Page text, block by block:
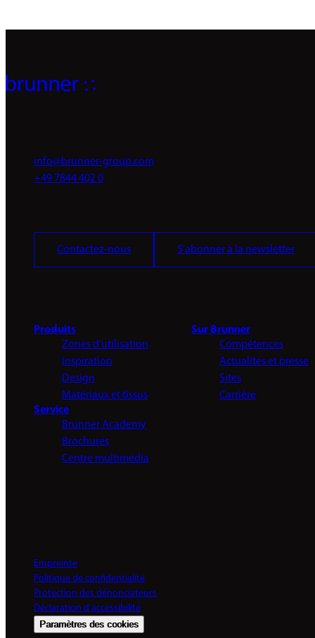
info@brunner-group.com
+49 7844 402 0
Contactez-nous S’abonner à la newsletter
Produits
Zones d'utilisation
Inspiration
Design
Matériaux et tissus
Sur Brunner
Compétences
Actualités et presse
Sites
Carrière
Service
Brunner Academy
Brochures
Centre multimédia
Empreinte
Politique de confidentialité
Protection des dénonciateurs
Déclaration d'accessibilité
Paramètres des cookies